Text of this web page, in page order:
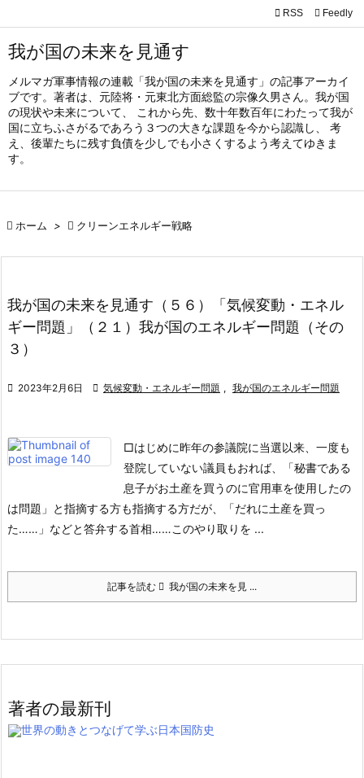
我が国の未来を見通す
メルマガ軍事情報の連載「我が国の未来を見通す」の記事アーカイ
ブです。著者は、元陸将・元東北方面総監の宗像久男さん。我が国
の現状や未来について、 これから先、数十年数百年にわたって我が
国に立ちふさがるであろう３つの大きな課題を今から認識し、 考
え、後輩たちに残す負債を少しでも小さくするよう考えてゆきま
す。

サイド

前へ
 RSS Feedly
 ホーム >  クリーンエネルギー戦略
我が国の未来を見通す（５６）「気候変動・エネル
ギー問題」（２１）我が国のエネルギー問題（その
３）
 2023年2月6日  気候変動・エネルギー問題 , 我が国のエネルギー問題
□はじめに昨年の参議院に当選以来、一度も
登院していない議員もおれば、「秘書である
息子がお土産を買うのに官用車を使用したの
は問題」と指摘する方も指摘する方だが、「だれに土産を買っ
た……」などと答弁する首相……このやり取りを ...
記事を読む 我が国の未来を見 ...
著者の最新刊
世界の動きとつなげて学ぶ日本国防史